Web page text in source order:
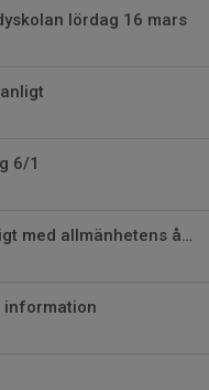
lördag 16 mars
6/1
Bandyskolan 23/12 samtidigt med allmänhetens åkning
information